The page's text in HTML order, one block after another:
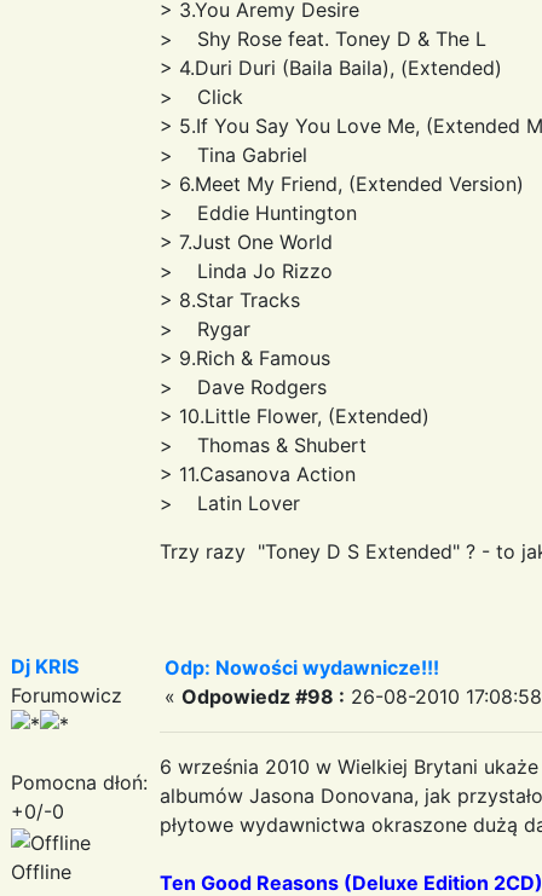
> 3.You Aremy Desire
> Shy Rose feat. Toney D & The L
> 4.Duri Duri (Baila Baila), (Extended)
> Click
> 5.If You Say You Love Me, (Extended
> Tina Gabriel
> 6.Meet My Friend, (Extended Version)
> Eddie Huntington
> 7.Just One World
> Linda Jo Rizzo
> 8.Star Tracks
> Rygar
> 9.Rich & Famous
> Dave Rodgers
> 10.Little Flower, (Extended)
> Thomas & Shubert
> 11.Casanova Action
> Latin Lover
Trzy razy "Toney D S Extended" ? - to
Dj KRIS
Forumowicz
Pomocna dłoń:
+0/-0
Offline
Odp: Nowości wydawnicze!!!
« Odpowiedz #98 : 26-08-2010
6 września 2010 w Wielkiej Brytani
albumów Jasona Donovana, jak
płytowe wydawnictwa okraszone dużą
Ten Good Reasons (Deluxe Edition 2CD)